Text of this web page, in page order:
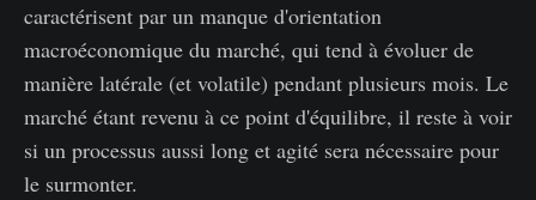
caractérisent par un manque d'orientation
macroéconomique du marché, qui tend à évoluer de
manière latérale (et volatile) pendant plusieurs mois. Le
marché étant revenu à ce point d'équilibre, il reste à voir
si un processus aussi long et agité sera nécessaire pour
le surmonter.